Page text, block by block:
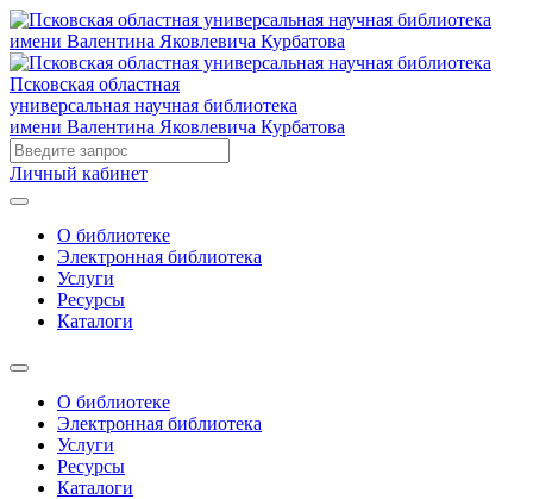
Псковская областная
универсальная научная библиотека
имени Валентина Яковлевича Курбатова
Личный кабинет
О библиотеке
Электронная библиотека
Услуги
Ресурсы
Каталоги
О библиотеке
Электронная библиотека
Услуги
Ресурсы
Каталоги